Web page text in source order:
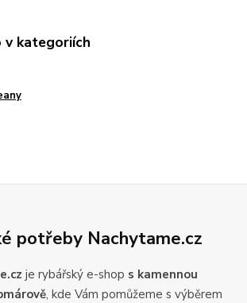
v kategoriích
potřeby Nachytame.cz
je rybářský e-shop s kamennou
, kde Vám pomůžeme s výběrem